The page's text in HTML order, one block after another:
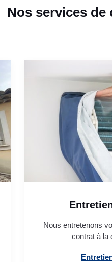
Nos services
Nous entretenons
contrat à la